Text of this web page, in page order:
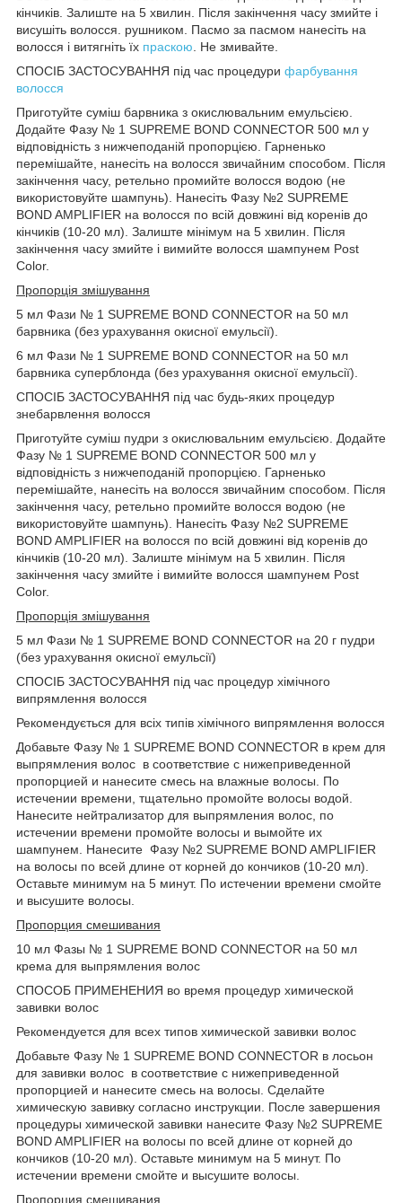
кінчиків. Залиште на 5 хвилин. Після закінчення часу змийте і
висушіть волосся. рушником. Пасмо за пасмом нанесіть на
волосся і витягніть їх праскою. Не змивайте.
СПОСІБ ЗАСТОСУВАННЯ під час процедури фарбування
волосся
Приготуйте суміш барвника з окислювальним емульсією.
Додайте Фазу № 1 SUPREME BOND CONNECTOR 500 мл у
відповідність з нижчеподаній пропорцією. Гарненько
перемішайте, нанесіть на волосся звичайним способом. Після
закінчення часу, ретельно промийте волосся водою (не
використовуйте шампунь). Нанесіть Фазу №2 SUPREME
BOND AMPLIFIER на волосся по всій довжині від коренів до
кінчиків (10-20 мл). Залиште мінімум на 5 хвилин. Після
закінчення часу змийте і вимийте волосся шампунем Post
Color.
Пропорція змішування
5 мл Фази № 1 SUPREME BOND CONNECTOR на 50 мл
барвника (без урахування окисної емульсії).
6 мл Фази № 1 SUPREME BOND CONNECTOR на 50 мл
барвника суперблонда (без урахування окисної емульсії).
СПОСІБ ЗАСТОСУВАННЯ під час будь-яких процедур
знебарвлення волосся
Приготуйте суміш пудри з окислювальним емульсією. Додайте
Фазу № 1 SUPREME BOND CONNECTOR 500 мл у
відповідність з нижчеподаній пропорцією. Гарненько
перемішайте, нанесіть на волосся звичайним способом. Після
закінчення часу, ретельно промийте волосся водою (не
використовуйте шампунь). Нанесіть Фазу №2 SUPREME
BOND AMPLIFIER на волосся по всій довжині від коренів до
кінчиків (10-20 мл). Залиште мінімум на 5 хвилин. Після
закінчення часу змийте і вимийте волосся шампунем Post
Color.
Пропорція змішування
5 мл Фази № 1 SUPREME BOND CONNECTOR на 20 г пудри
(без урахування окисної емульсії)
СПОСІБ ЗАСТОСУВАННЯ під час процедур хімічного
випрямлення волосся
Рекомендується для всіх типів хімічного випрямлення волосся
Добавьте Фазу № 1 SUPREME BOND CONNECTOR в крем для
выпрямления волос в соответствие с нижеприведенной
пропорцией и нанесите смесь на влажные волосы. По
истечении времени, тщательно промойте волосы водой.
Нанесите нейтрализатор для выпрямления волос, по
истечении времени промойте волосы и вымойте их
шампунем. Нанесите Фазу №2 SUPREME BOND AMPLIFIER
на волосы по всей длине от корней до кончиков (10-20 мл).
Оставьте минимум на 5 минут. По истечении времени смойте
и высушите волосы.
Пропорция смешивания
10 мл Фазы № 1 SUPREME BOND CONNECTOR на 50 мл
крема для выпрямления волос
СПОСОБ ПРИМЕНЕНИЯ во время процедур химической
завивки волос
Рекомендуется для всех типов химической завивки волос
Добавьте Фазу № 1 SUPREME BOND CONNECTOR в лосьон
для завивки волос в соответствие с нижеприведенной
пропорцией и нанесите смесь на волосы. Сделайте
химическую завивку согласно инструкции. После завершения
процедуры химической завивки нанесите Фазу №2 SUPREME
BOND AMPLIFIER на волосы по всей длине от корней до
кончиков (10-20 мл). Оставьте минимум на 5 минут. По
истечении времени смойте и высушите волосы.
Пропорция смешивания